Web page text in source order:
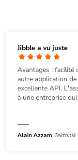
Jibble a vu juste
Avantages : facilité
autre application
excellente API.
à une entreprise
Alain Azzam Tektonik